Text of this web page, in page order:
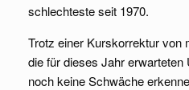
schlechteste seit 1970.
Trotz einer Kurskorrektur von
die für dieses Jahr
noch keine Schwäche